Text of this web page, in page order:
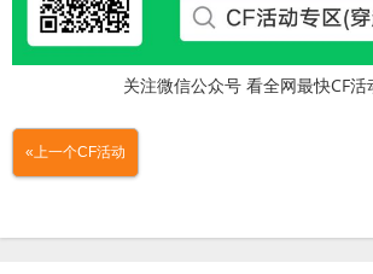
关注微信公众号 看全网最快CF活
«上一个CF活动